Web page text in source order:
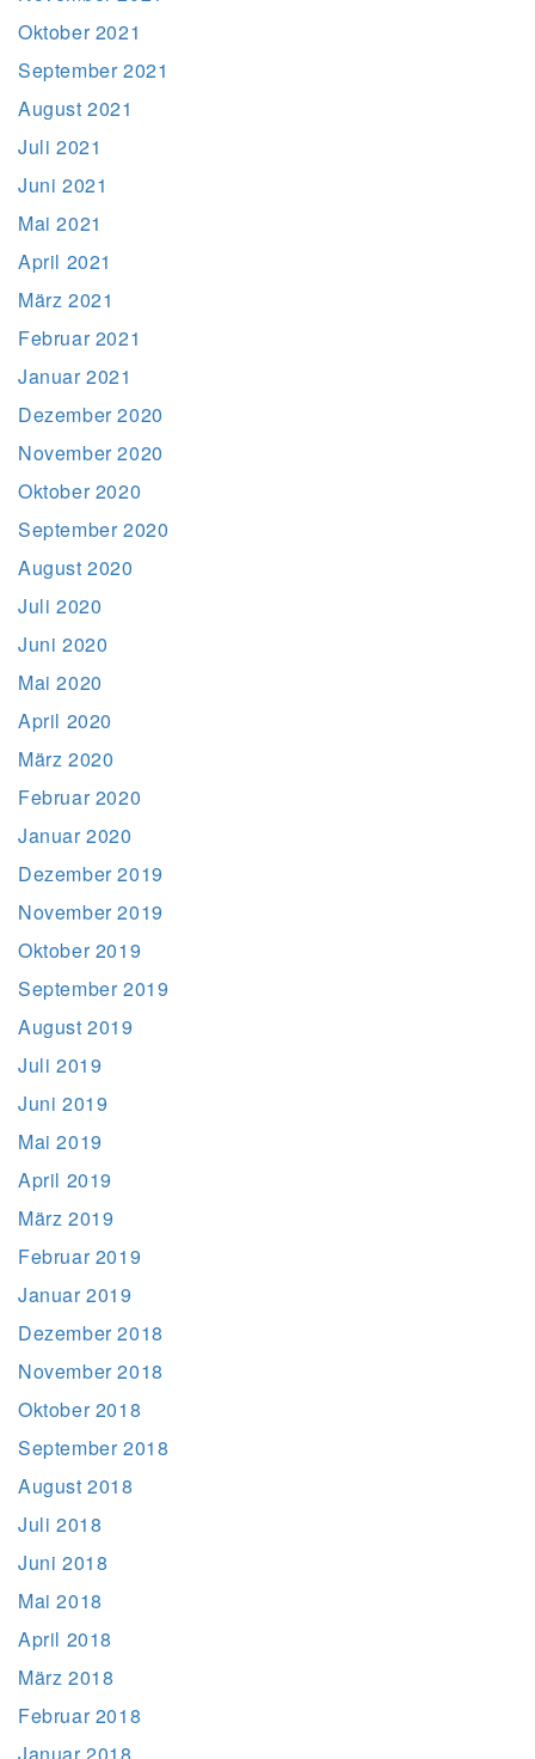
Oktober 2021
September 2021
August 2021
Juli 2021
Juni 2021
Mai 2021
April 2021
März 2021
Februar 2021
Januar 2021
Dezember 2020
November 2020
Oktober 2020
September 2020
August 2020
Juli 2020
Juni 2020
Mai 2020
April 2020
März 2020
Februar 2020
Januar 2020
Dezember 2019
November 2019
Oktober 2019
September 2019
August 2019
Juli 2019
Juni 2019
Mai 2019
April 2019
März 2019
Februar 2019
Januar 2019
Dezember 2018
November 2018
Oktober 2018
September 2018
August 2018
Juli 2018
Juni 2018
Mai 2018
April 2018
März 2018
Februar 2018